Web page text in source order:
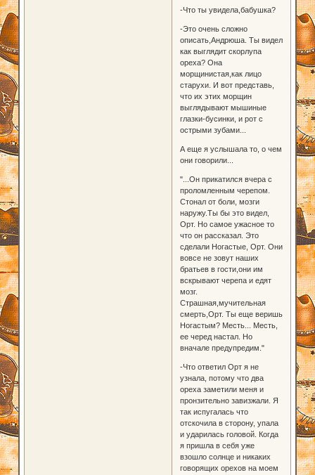
-Что ты увидела,бабушка?
-Это очень сложно
описать,Андрюша. Ты видел
как выглядит скорлупа
ореха? Она
морщинистая,как лицо
старухи. И вот представь,
что их этих морщин
выглядывают мышиные
глазки-бусинки, и рот с
острыми зубами...
А еще я услышала то, о чем
они говорили...
"...Он прикатился вчера с
проломленным черепом.
Стонал от боли, мозги
наружу.Ты бы это видел,
Орт. Но самое ужасное то
что он рассказал. Это
сделали Ногастые, Орт. Они
вовсе не зовут наших
братьев в гости,они им
вскрывают черепа и едят
мозг.
Страшная,мучительная
смерть,Орт. Ты еще веришь
Ногастым? Месть... Месть,
ее черед настал. Но
вначале предупредим."
-Что ответил Орт я не
узнала, потому что два
ореха заметили меня и
пронзительно завизжали. Я
так испугалась что
отскочила в сторону, упала
и ударилась головой. Когда
я пришла в себя уже
взошло солнце и никаких
говорящих орехов на моем